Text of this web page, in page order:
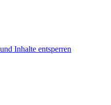
Inhalte entsperren